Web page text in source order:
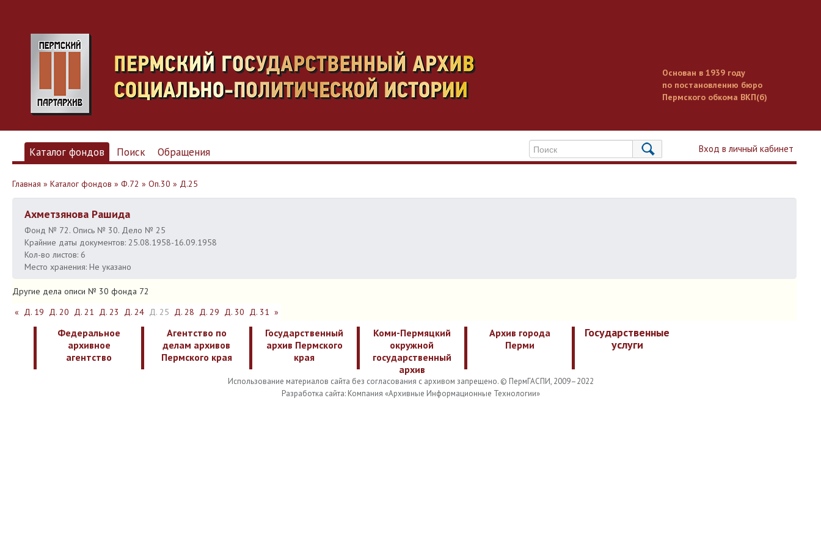
Основан в 1939 году
по постановлению бюро
Пермского обкома ВКП(б)
Вход в личный кабинет
Каталог фондов Поиск Обращения
Главная » Каталог фондов » Ф.72 » Оп.30 » Д.25
Ахметзянова Рашида
Фонд № 72. Опись № 30. Дело № 25
Крайние даты документов: 25.08.1958-16.09.1958
Кол-во листов: 6
Место хранения: Не указано
Другие дела описи № 30 фонда 72
« Д. 19 Д. 20 Д. 21 Д. 23 Д. 24 Д. 25 Д. 28 Д. 29 Д. 30 Д. 31 »
Федеральное
архивное
агентство
Агентство по
делам архивов
Пермского края
Государственный
архив Пермского
края
Коми-Пермяцкий
окружной
государственный
архив
Архив города
Перми
Государственные
услуги
Использование материалов сайта без согласования с архивом запрещено. © ПермГАСПИ, 2009–2022
Разработка сайта: Компания «Архивные Информационные Технологии»